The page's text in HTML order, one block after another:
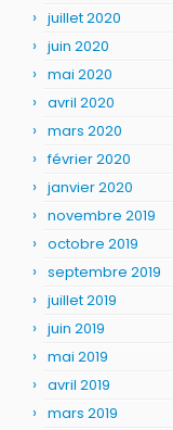
juillet 2020
juin 2020
mai 2020
avril 2020
mars 2020
février 2020
janvier 2020
novembre 2019
octobre 2019
septembre 2019
juillet 2019
juin 2019
mai 2019
avril 2019
mars 2019